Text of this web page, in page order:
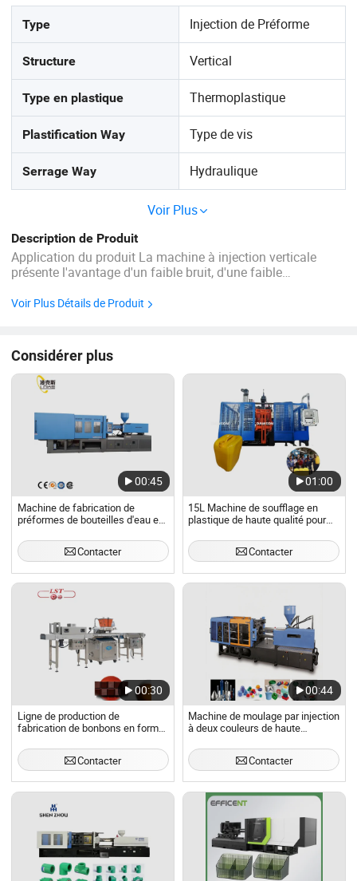
Type Injection de Préforme
Structure Vertical
Type en plastique Thermoplastique
Plastification Way Type de vis
Serrage Way Hydraulique
Voir Plus
Description de Produit
Application du produit La machine à injection verticale
présente l'avantage d'un faible bruit, d'une faible
longue durée de vie. Elle est largement utilisée pour
Voir Plus Détails de Produit
Considérer plus
00:45
Machine de fabrication de
préformes de bouteilles d'eau en
animaux de compagnie, machine
d'injection de moulage de
Contacter
01:00
15L Machine de soufflage en
plastique de haute qualité pour
parison Moog
Contacter
00:30
Ligne de production de
fabrication de bonbons en forme
équipement de chocolat,
dépositaire mini OEM
Contacter
00:44
Machine de moulage par injection
à deux couleurs de haute
d'interrupteurs et de prises
électriques Moulage par injection
couleurs/Certifié CE Fabricant en
Chine
Contacter